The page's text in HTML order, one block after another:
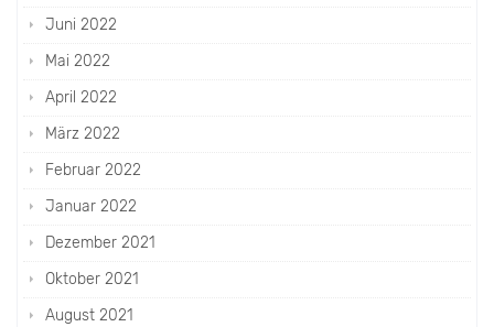
Juni 2022
Mai 2022
April 2022
März 2022
Februar 2022
Januar 2022
Dezember 2021
Oktober 2021
August 2021